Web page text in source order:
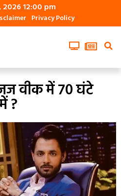
12:00 pm
Privacy Policy
वीक में 70 घंटे
?